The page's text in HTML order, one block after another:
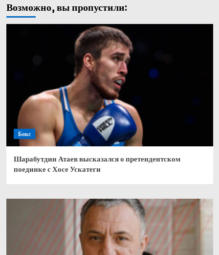
Возможно, вы пропустили:
Бокс
Шарабутдин Атаев высказался о претендентском
поединке с Хосе Ускатеги